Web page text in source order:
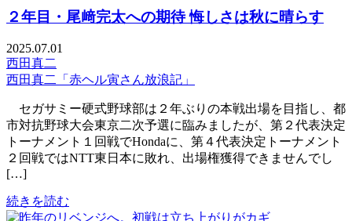
２年目・尾﨑完太への期待 悔しさは秋に晴らす
2025.07.01
西田真二
西田真二「赤ヘル寅さん放浪記」
セガサミー硬式野球部は２年ぶりの本戦出場を目指し、都
市対抗野球大会東京二次予選に臨みましたが、第２代表決定
トーナメント１回戦でHondaに、第４代表決定トーナメント
２回戦ではNTT東日本に敗れ、出場権獲得できませんでし
[…]
続きを読む